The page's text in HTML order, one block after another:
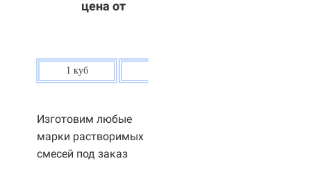
цена от
1 куб
Изготовим любые
марки растворимых
смесей под заказ